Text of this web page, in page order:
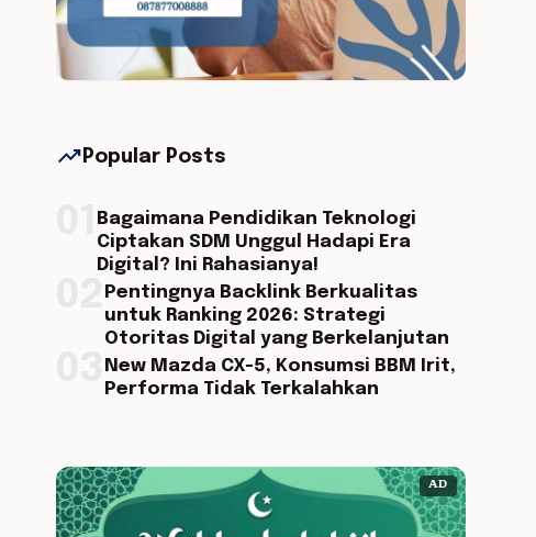
trending_up Popular Posts
Bagaimana Pendidikan Teknologi
Ciptakan SDM Unggul Hadapi Era
Digital? Ini Rahasianya!
Pentingnya Backlink Berkualitas
untuk Ranking 2026: Strategi
Otoritas Digital yang Berkelanjutan
New Mazda CX-5, Konsumsi BBM Irit,
Performa Tidak Terkalahkan
AD